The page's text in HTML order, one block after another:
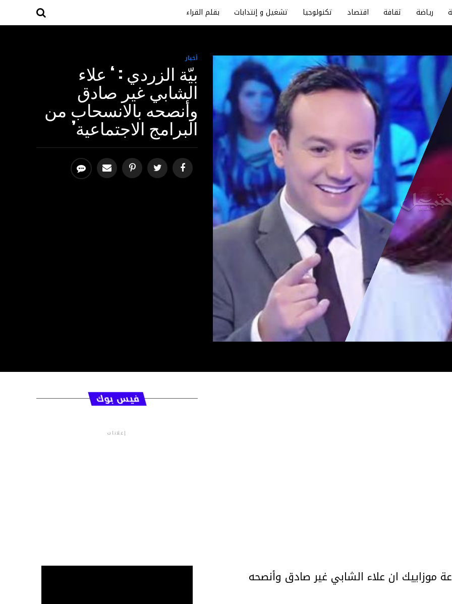
رياضة ثقافة اقتصاد تكنولوجيا تشغيل و إنتدابات بقلم القراء
أخبار
بيّة الزردي : ‘ علاء
الشابي غير صادق
وأنصحه بالانسحاب من
البرامج الاجتماعية’
موزاييك ان علاء الشابي غير صادق وأنصحه
فيس بوك
إعلانات